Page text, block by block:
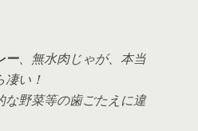
ー、無水肉じゃが、本当
凄い！
な野菜等の歯ごたえに違